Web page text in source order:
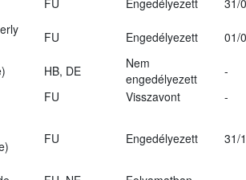
FU Engedélyezett
31/
FU Engedélyezett 01/
HB, DE
Nem
engedélyezett
-
FU Visszavont
-
FU Engedélyezett 31/